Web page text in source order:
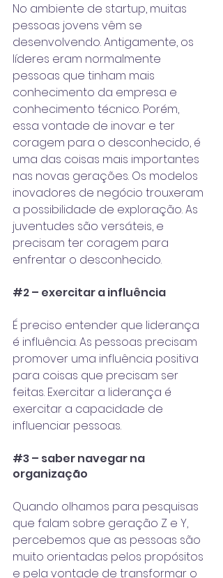
No ambiente de startup, muitas
pessoas jovens vêm se
desenvolvendo. Antigamente, os
líderes eram normalmente
pessoas que tinham mais
conhecimento da empresa e
conhecimento técnico. Porém,
essa vontade de inovar e ter
coragem para o desconhecido, é
uma das coisas mais importantes
nas novas gerações. Os modelos
inovadores de negócio trouxeram
a possibilidade de exploração. As
juventudes são versáteis, e
precisam ter coragem para
enfrentar o desconhecido.
#2 – exercitar a influência
É preciso entender que liderança
é influência. As pessoas precisam
promover uma influência positiva
para coisas que precisam ser
feitas. Exercitar a liderança é
exercitar a capacidade de
influenciar pessoas.
#3 – saber navegar na
organização
Quando olhamos para pesquisas
que falam sobre geração Z e Y,
percebemos que as pessoas são
muito orientadas pelos propósitos
e pela vontade de transformar o